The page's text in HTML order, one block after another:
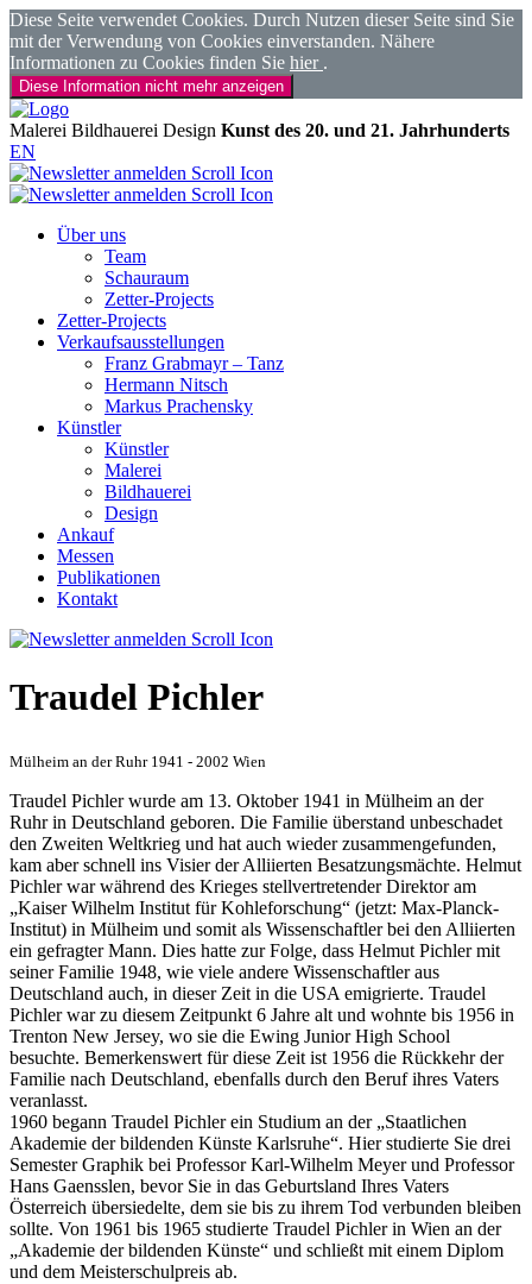
Diese Seite verwendet Cookies. Durch Nutzen dieser Seite sind Sie
mit der Verwendung von Cookies einverstanden. Nähere
Informationen zu Cookies finden Sie hier .
Diese Information nicht mehr anzeigen
Malerei Bildhauerei Design Kunst des 20. und 21. Jahrhunderts
EN
Über uns
Team
Schauraum
Zetter-Projects
Zetter-Projects
Verkaufsausstellungen
Franz Grabmayr – Tanz
Hermann Nitsch
Markus Prachensky
Künstler
Künstler
Malerei
Bildhauerei
Design
Ankauf
Messen
Publikationen
Kontakt
Traudel Pichler
Mülheim an der Ruhr 1941 - 2002 Wien
Traudel Pichler wurde am 13. Oktober 1941 in Mülheim an der
Ruhr in Deutschland geboren. Die Familie überstand unbeschadet
den Zweiten Weltkrieg und hat auch wieder zusammengefunden,
kam aber schnell ins Visier der Alliierten Besatzungsmächte. Helmut
Pichler war während des Krieges stellvertretender Direktor am
„Kaiser Wilhelm Institut für Kohleforschung“ (jetzt: Max-Planck-
Institut) in Mülheim und somit als Wissenschaftler bei den Alliierten
ein gefragter Mann. Dies hatte zur Folge, dass Helmut Pichler mit
seiner Familie 1948, wie viele andere Wissenschaftler aus
Deutschland auch, in dieser Zeit in die USA emigrierte. Traudel
Pichler war zu diesem Zeitpunkt 6 Jahre alt und wohnte bis 1956 in
Trenton New Jersey, wo sie die Ewing Junior High School
besuchte. Bemerkenswert für diese Zeit ist 1956 die Rückkehr der
Familie nach Deutschland, ebenfalls durch den Beruf ihres Vaters
veranlasst.
1960 begann Traudel Pichler ein Studium an der „Staatlichen
Akademie der bildenden Künste Karlsruhe“. Hier studierte Sie drei
Semester Graphik bei Professor Karl-Wilhelm Meyer und Professor
Hans Gaensslen, bevor Sie in das Geburtsland Ihres Vaters
Österreich übersiedelte, dem sie bis zu ihrem Tod verbunden bleiben
sollte. Von 1961 bis 1965 studierte Traudel Pichler in Wien an der
„Akademie der bildenden Künste“ und schließt mit einem Diplom
und dem Meisterschulpreis ab.